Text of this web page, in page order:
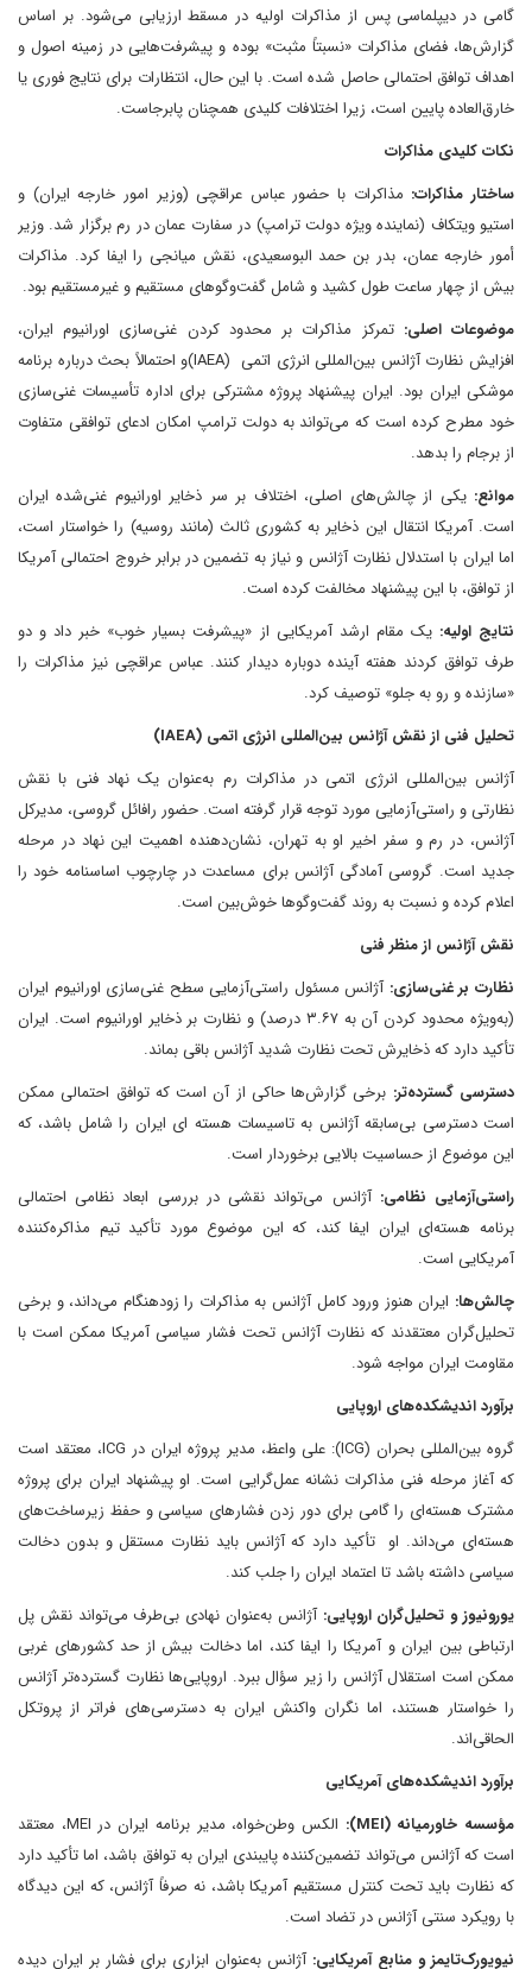
گامی در دیپلماسی پس از مذاکرات اولیه در مسقط ارزیابی می‌شود. بر اساس
گزارش‌ها، فضای مذاکرات «نسبتاً مثبت» بوده و پیشرفت‌هایی در زمینه اصول و
اهداف توافق احتمالی حاصل شده است. با این حال، انتظارات برای نتایج فوری یا
خارق‌العاده پایین است، زیرا اختلافات کلیدی همچنان پابرجاست.
نکات کلیدی مذاکرات
ساختار مذاکرات: مذاکرات با حضور عباس عراقچی (وزیر امور خارجه ایران) و
استیو ویتکاف (نماینده ویژه دولت ترامپ) در سفارت عمان در رم برگزار شد. وزیر
أمور خارجه عمان، بدر بن حمد البوسعیدی، نقش میانجی را ایفا کرد. مذاکرات
بیش از چهار ساعت طول کشید و شامل گفت‌وگوهای مستقیم و غیرمستقیم بود.
موضوعات اصلی:تمرکز مذاکرات بر محدود کردن غنی‌سازی اورانیوم ایران،
افزایش نظارت آژانس بین‌المللی انرژی اتمی (IAEA)و احتمالاً بحث درباره برنامه
موشکی ایران بود. ایران پیشنهاد پروژه مشترکی برای اداره تأسیسات غنی‌سازی
خود مطرح کرده است که می‌تواند به دولت ترامپ امکان ادعای توافقی متفاوت
از برجام را بدهد.
موانع: یکی از چالش‌های اصلی، اختلاف بر سر ذخایر اورانیوم غنی‌شده ایران
است. آمریکا انتقال این ذخایر به کشوری ثالث (مانند روسیه) را خواستار است،
اما ایران با استدلال نظارت آژانس و نیاز به تضمین در برابر خروج احتمالی آمریکا
از توافق، با این پیشنهاد مخالفت کرده است.
نتایج اولیه:یک مقام ارشد آمریکایی از «پیشرفت بسیار خوب» خبر داد و دو
طرف توافق کردند هفته آینده دوباره دیدار کنند. عباس عراقچی نیز مذاکرات را
«سازنده و رو به جلو» توصیف کرد.
تحلیل فنی از نقش آژانس بین‌المللی انرژی اتمی (IAEA)
آژانس بین‌المللی انرژی اتمی در مذاکرات رم به‌عنوان یک نهاد فنی با نقش
نظارتی و راستی‌آزمایی مورد توجه قرار گرفته است. حضور رافائل گروسی، مدیرکل
آژانس، در رم و سفر اخیر او به تهران، نشان‌دهنده اهمیت این نهاد در مرحله
جدید است. گروسی آمادگی آژانس برای مساعدت در چارچوب اساسنامه خود را
اعلام کرده و نسبت به روند گفت‌وگوها خوش‌بین است.
نقش آژانس از منظر فنی
نظارت بر غنی‌سازی: آژانس مسئول راستی‌آزمایی سطح غنی‌سازی اورانیوم ایران
(به‌ویژه محدود کردن آن به ۳.۶۷ درصد) و نظارت بر ذخایر اورانیوم است. ایران
تأکید دارد که ذخایرش تحت نظارت شدید آژانس باقی بماند.
دسترسی گسترده‌تر: برخی گزارش‌ها حاکی از آن است که توافق احتمالی ممکن
است دسترسی بی‌سابقه آژانس به تاسیسات هسته ای ایران را شامل باشد، که
این موضوع از حساسیت بالایی برخوردار است.
راستی‌آزمایی نظامی:آژانس می‌تواند نقشی در بررسی ابعاد نظامی احتمالی
برنامه هسته‌ای ایران ایفا کند، که این موضوع مورد تأکید تیم مذاکره‌کننده
آمریکایی است.
چالش‌ها: ایران هنوز ورود کامل آژانس به مذاکرات را زودهنگام می‌داند، و برخی
تحلیل‌گران معتقدند که نظارت آژانس تحت فشار سیاسی آمریکا ممکن است با
مقاومت ایران مواجه شود.
برآورد اندیشکده‌های اروپایی
گروه بین‌المللی بحران (ICG): علی واعظ، مدیر پروژه ایران در ICG، معتقد است
که آغاز مرحله فنی مذاکرات نشانه عمل‌گرایی است. او پیشنهاد ایران برای پروژه
مشترک هسته‌ای را گامی برای دور زدن فشارهای سیاسی و حفظ زیرساخت‌های
هسته‌ای می‌داند. او تأکید دارد که آژانس باید نظارت مستقل و بدون دخالت
سیاسی داشته باشد تا اعتماد ایران را جلب کند.
یورونیوز و تحلیل‌گران اروپایی: آژانس به‌عنوان نهادی بی‌طرف می‌تواند نقش پل
ارتباطی بین ایران و آمریکا را ایفا کند، اما دخالت بیش از حد کشورهای غربی
ممکن است استقلال آژانس را زیر سؤال ببرد. اروپایی‌ها نظارت گسترده‌تر آژانس
را خواستار هستند، اما نگران واکنش ایران به دسترسی‌های فراتر از پروتکل
الحاقی‌اند.
برآورد اندیشکده‌های آمریکایی
مؤسسه خاورمیانه (MEI):
الکس وطن‌خواه، مدیر برنامه ایران در MEI، معتقد
است که آژانس می‌تواند تضمین‌کننده پایبندی ایران به توافق باشد، اما تأکید دارد
که نظارت باید تحت کنترل مستقیم آمریکا باشد، نه صرفاً آژانس، که این دیدگاه
با رویکرد سنتی آژانس در تضاد است.
نیویورک‌تایمز و منابع آمریکایی: آژانس به‌عنوان ابزاری برای فشار بر ایران دیده